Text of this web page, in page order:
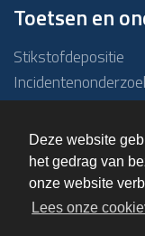
Deze website
het gedrag van
onze website
Lees onze
Toetsen en
Stikstofdepositie
Due diligence
ABM-toets
Emissie –
Overige